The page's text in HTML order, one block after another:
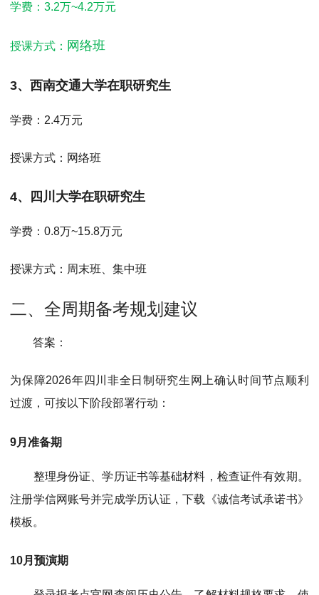
学费：3.2万~4.2万元
授课方式： 网络班
3、西南交通大学在职研究生
学费： 2.4万元
授课方式： 网络班
4、四川大学在职研究生
学费：0.8万~15.8万元
授课方式： 周末班、集中班
二、全周期备考规划建议
答案：
为保障2026年四川非全日制研究生网上确认时间节点顺利
过渡，可按以下阶段部署行动：
9月准备期
整理身份证、学历证书等基础材料，检查证件有效期。
注册学信网账号并完成学历认证，下载《诚信考试承诺书》
模板。
10月预演期